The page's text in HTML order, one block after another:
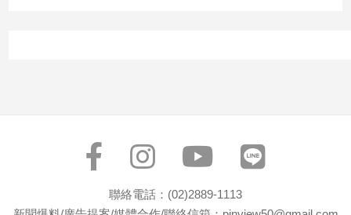
稿
聯絡電話：(02)2889-1113